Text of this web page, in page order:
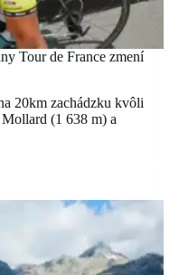
Tour de France zmení
20km zachádzku kvôli
(1 638 m) a